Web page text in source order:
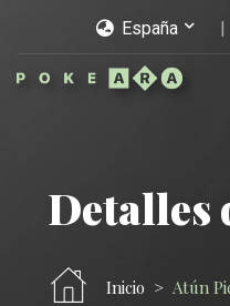
España
Detalles
Inicio Atún